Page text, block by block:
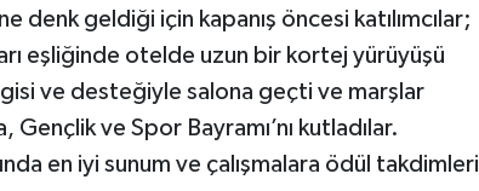
denk geldiği için kapanış öncesi katılımcılar;
eşliğinde otelde uzun bir kortej yürüyüşü
ve desteğiyle salona geçti ve marşlar
ve Spor Bayramı’nı kutladılar.
en iyi sunum ve çalışmalara ödül takdimleri